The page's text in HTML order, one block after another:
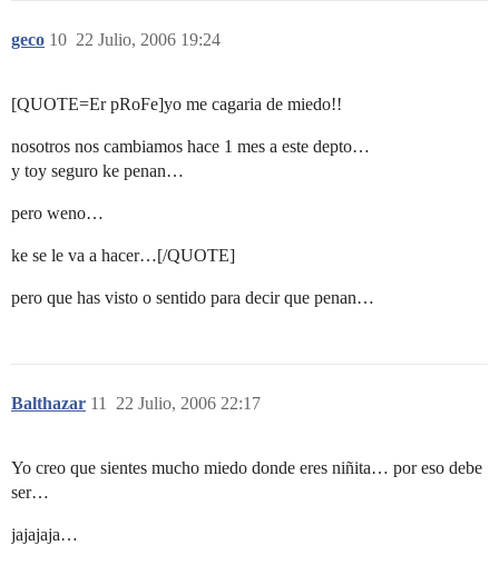
geco 22 Julio, 2006 19:24
10
[QUOTE=Er pRoFe]yo me cagaria de miedo!!
nosotros nos cambiamos hace 1 mes a este depto…
y toy seguro ke penan…
pero weno…
ke se le va a hacer…[/QUOTE]
pero que has visto o sentido para decir que penan…
Balthazar 22 Julio, 2006 22:17
11
Yo creo que sientes mucho miedo donde eres niñita… por eso debe
ser…
jajajaja…